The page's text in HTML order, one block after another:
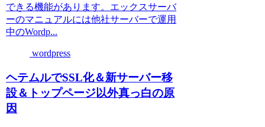
できる機能があります。エックスサーバ
ーのマニュアルには他社サーバーで運用
中のWordp...
wordpress
ヘテムルでSSL化＆新サーバー移
設＆トップページ以外真っ白の原
因